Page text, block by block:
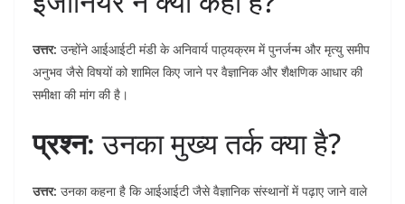
उत्तर: उन्होंने आईआईटी मंडी के अनिवार्य पाठ्यक्रम में पुनर्जन्म और मृत्यु समीप
अनुभव जैसे विषयों को शामिल किए जाने पर वैज्ञानिक और शैक्षणिक आधार की
समीक्षा की मांग की है।
प्रश्न: उनका मुख्य तर्क क्या है?
उत्तर: उनका कहना है कि आईआईटी जैसे वैज्ञानिक संस्थानों में पढ़ाए जाने वाले